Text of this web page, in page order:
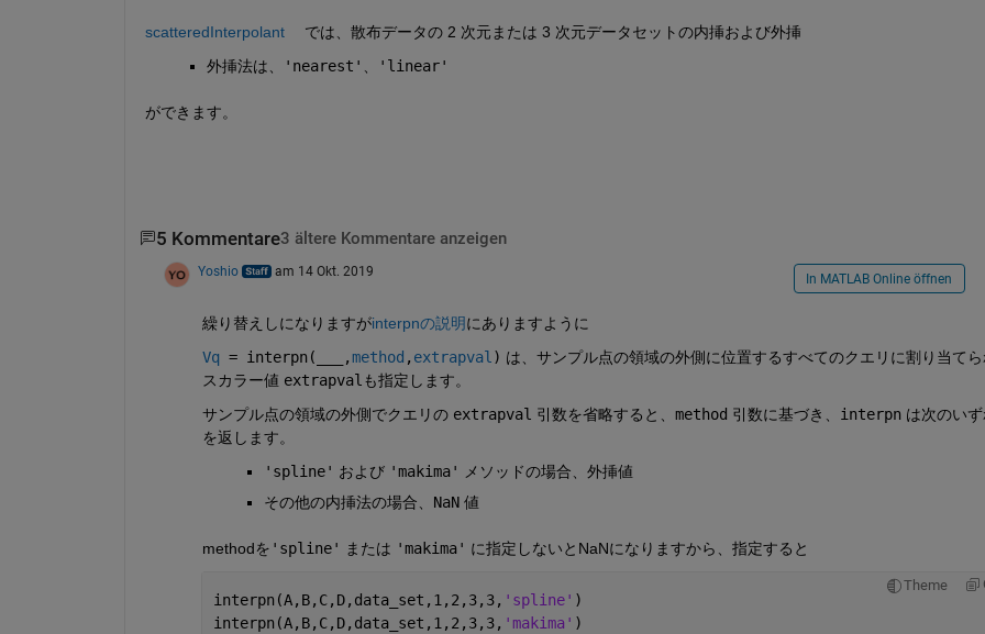
scatteredInterpolant では、散布データの 2 次元または 3 次元データセットの内挿および外挿
外挿法は、
'nearest' 'linear'
ができます。
5 Kommentare3 ältere Kommentare anzeigen
Yoshio am 14 Okt. 2019 In MATLAB Online öffnen
繰り替えしになりますがinterpnの説明にありますように
Vq = interpn( ,method , extrapval) は、サンプル点の領域の外側に位置するすべてのクエリに割り当て
スカラー値 extrapvalも指定します。
サンプル点の領域の外側でクエリの extrapval 引数を省略すると、 method 引数に基づき、 interpn は次のい
を返します。
'spline' および 'makima' メソッドの場合、外挿値
その他の内挿法の場合、 NaN 値
methodを 'spline' または 'makima' に指定しないとNaNになりますから、指定すると
Theme
interpn(A,B,C,D,data_set,1,2,3,3, 'spline' )
interpn(A,B,C,D,data_set,1,2,3,3, 'makima' )